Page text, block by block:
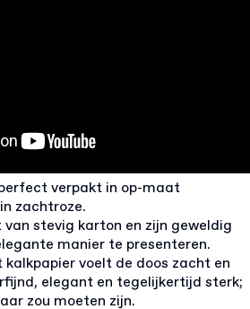
verpakt in op-maat
in zachtroze.
stevig karton en zijn geweldig
manier te presenteren.
voelt de doos zacht en
elegant en tegelijkertijd sterk;
zou moeten zijn.